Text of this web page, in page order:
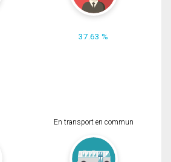
37.63 %
En transport en commun